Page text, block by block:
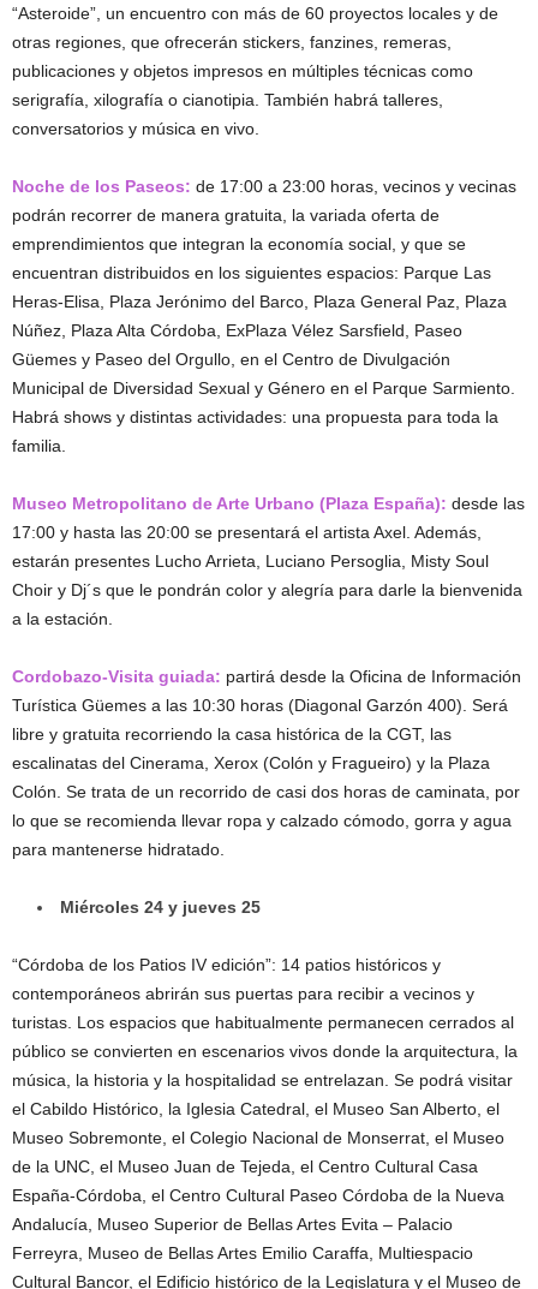
“Asteroide”, un encuentro con más de 60 proyectos locales y de
otras regiones, que ofrecerán stickers, fanzines, remeras,
publicaciones y objetos impresos en múltiples técnicas como
serigrafía, xilografía o cianotipia. También habrá talleres,
conversatorios y música en vivo.
Noche de los Paseos: de 17:00 a 23:00 horas, vecinos y vecinas
podrán recorrer de manera gratuita, la variada oferta de
emprendimientos que integran la economía social, y que se
encuentran distribuidos en los siguientes espacios: Parque Las
Heras-Elisa, Plaza Jerónimo del Barco, Plaza General Paz, Plaza
Núñez, Plaza Alta Córdoba, ExPlaza Vélez Sarsfield, Paseo
Güemes y Paseo del Orgullo, en el Centro de Divulgación
Municipal de Diversidad Sexual y Género en el Parque Sarmiento.
Habrá shows y distintas actividades: una propuesta para toda la
familia.
Museo Metropolitano de Arte Urbano (Plaza España): desde las
17:00 y hasta las 20:00 se presentará el artista Axel. Además,
estarán presentes Lucho Arrieta, Luciano Persoglia, Misty Soul
Choir y Dj´s que le pondrán color y alegría para darle la bienvenida
a la estación.
Cordobazo-Visita guiada: partirá desde la Oficina de Información
Turística Güemes a las 10:30 horas (Diagonal Garzón 400). Será
libre y gratuita recorriendo la casa histórica de la CGT, las
escalinatas del Cinerama, Xerox (Colón y Fragueiro) y la Plaza
Colón. Se trata de un recorrido de casi dos horas de caminata, por
lo que se recomienda llevar ropa y calzado cómodo, gorra y agua
para mantenerse hidratado.
Miércoles 24 y jueves 25
“Córdoba de los Patios IV edición”: 14 patios históricos y
contemporáneos abrirán sus puertas para recibir a vecinos y
turistas. Los espacios que habitualmente permanecen cerrados al
público se convierten en escenarios vivos donde la arquitectura, la
música, la historia y la hospitalidad se entrelazan. Se podrá visitar
el Cabildo Histórico, la Iglesia Catedral, el Museo San Alberto, el
Museo Sobremonte, el Colegio Nacional de Monserrat, el Museo
de la UNC, el Museo Juan de Tejeda, el Centro Cultural Casa
España-Córdoba, el Centro Cultural Paseo Córdoba de la Nueva
Andalucía, Museo Superior de Bellas Artes Evita – Palacio
Ferreyra, Museo de Bellas Artes Emilio Caraffa, Multiespacio
Cultural Bancor, el Edificio histórico de la Legislatura y el Museo de